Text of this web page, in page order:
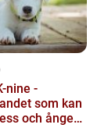
nine -
som kan
och ångest